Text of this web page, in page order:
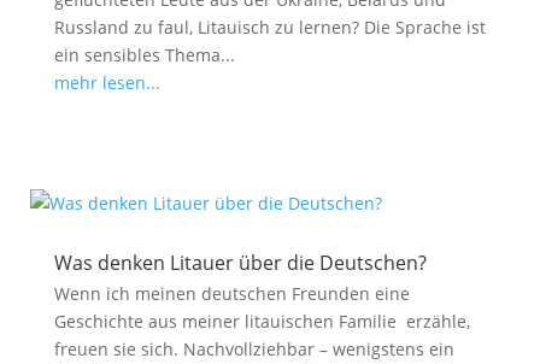
Russland zu faul, Litauisch zu lernen? Die Sprache ist
ein sensibles Thema...
mehr lesen...
Was denken Litauer über die Deutschen?
Wenn ich meinen deutschen Freunden eine
Geschichte aus meiner litauischen Familie erzähle,
freuen sie sich. Nachvollziehbar – wenigstens ein